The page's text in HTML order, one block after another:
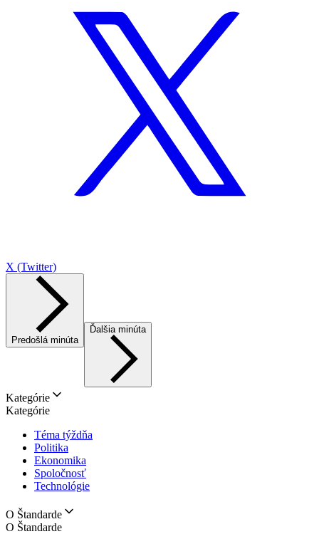
X (Twitter)
Predošlá minúta
Ďalšia minúta
Kategórie
Kategórie
Téma týždňa
Politika
Ekonomika
Spoločnosť
Technológie
O Štandarde
O Štandarde